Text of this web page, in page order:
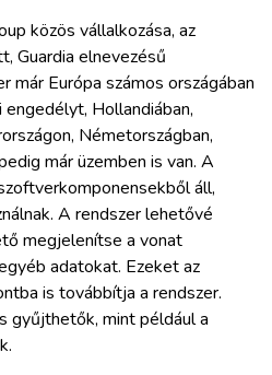
közös vállalkozása, az
Guardia elnevezésű
már Európa számos országában
Hollandiában,
Németországban,
már üzemben is van. A
áll,
A rendszer lehetővé
megjelenítse a vonat
adatokat. Ezeket az
is továbbítja a rendszer.
gyűjthetők, mint például a